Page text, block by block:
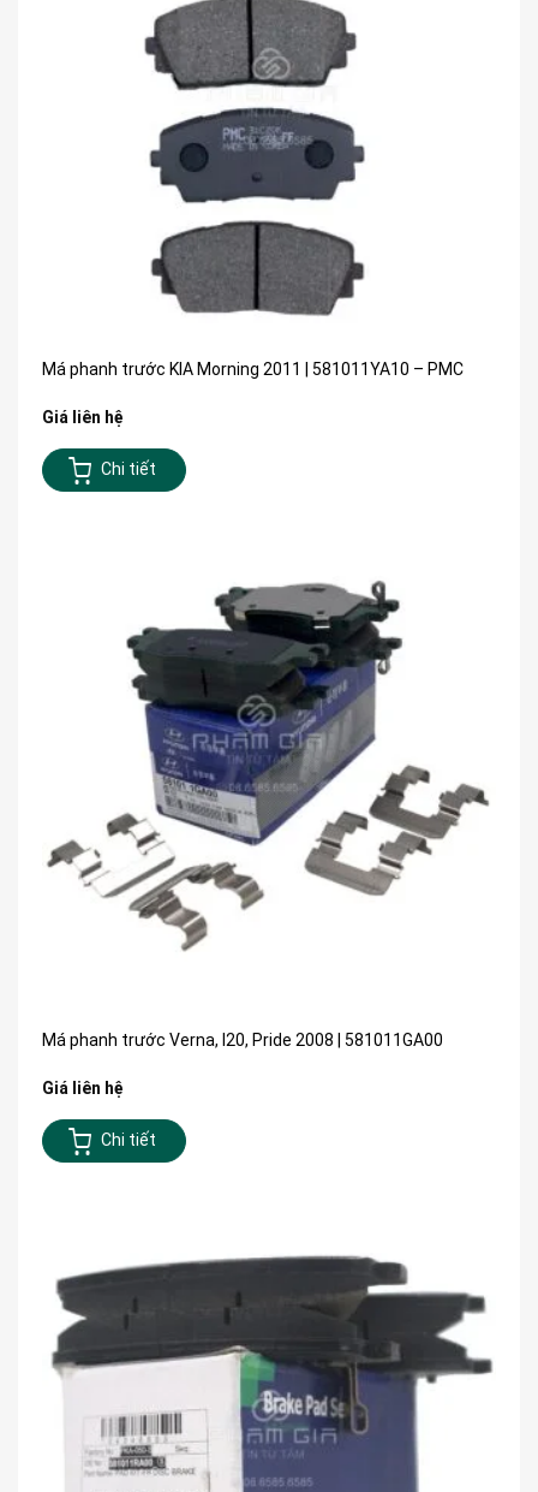
Má phanh trước KIA Morning 2011 | 581011YA10 – PMC
Giá liên hệ
Chi tiết
Má phanh trước Verna, I20, Pride 2008 | 581011GA00
Giá liên hệ
Chi tiết